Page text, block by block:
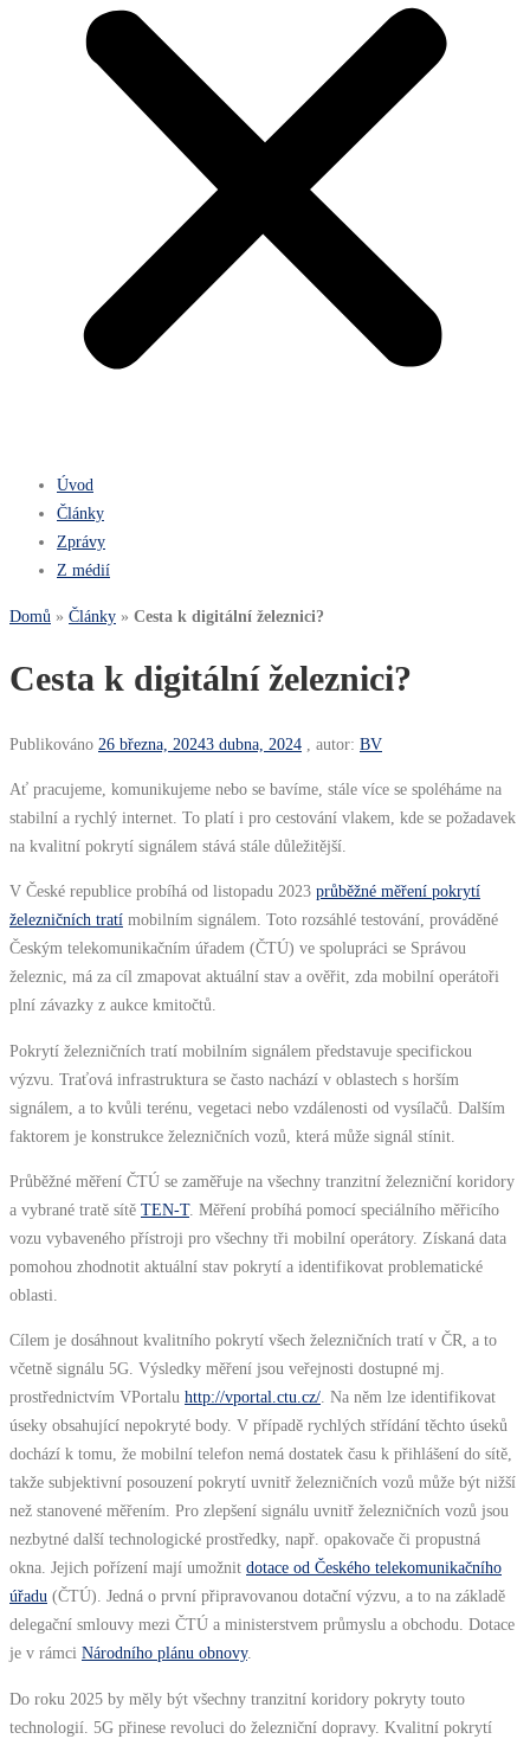
Úvod
Články
Zprávy
Z médií
Domů » Články » Cesta k digitální železnici?
Cesta k digitální železnici?
Publikováno 26 března, 20243 dubna, 2024 , autor: BV
Ať pracujeme, komunikujeme nebo se bavíme, stále více se spoléháme na
stabilní a rychlý internet. To platí i pro cestování vlakem, kde se požadavek
na kvalitní pokrytí signálem stává stále důležitější.
V České republice probíhá od listopadu 2023 průběžné měření pokrytí
železničních tratí mobilním signálem. Toto rozsáhlé testování, prováděné
Českým telekomunikačním úřadem (ČTÚ) ve spolupráci se Správou
železnic, má za cíl zmapovat aktuální stav a ověřit, zda mobilní operátoři
plní závazky z aukce kmitočtů.
Pokrytí železničních tratí mobilním signálem představuje specifickou
výzvu. Traťová infrastruktura se často nachází v oblastech s horším
signálem, a to kvůli terénu, vegetaci nebo vzdálenosti od vysílačů. Dalším
faktorem je konstrukce železničních vozů, která může signál stínit.
Průběžné měření ČTÚ se zaměřuje na všechny tranzitní železniční koridory
a vybrané tratě sítě TEN-T. Měření probíhá pomocí speciálního měřicího
vozu vybaveného přístroji pro všechny tři mobilní operátory. Získaná data
pomohou zhodnotit aktuální stav pokrytí a identifikovat problematické
oblasti.
Cílem je dosáhnout kvalitního pokrytí všech železničních tratí v ČR, a to
včetně signálu 5G. Výsledky měření jsou veřejnosti dostupné mj.
prostřednictvím VPortalu http://vportal.ctu.cz/. Na něm lze identifikovat
úseky obsahující nepokryté body. V případě rychlých střídání těchto úseků
dochází k tomu, že mobilní telefon nemá dostatek času k přihlášení do sítě,
takže subjektivní posouzení pokrytí uvnitř železničních vozů může být nižší
než stanovené měřením. Pro zlepšení signálu uvnitř železničních vozů jsou
nezbytné další technologické prostředky, např. opakovače či propustná
okna. Jejich pořízení mají umožnit dotace od Českého telekomunikačního
úřadu (ČTÚ). Jedná o první připravovanou dotační výzvu, a to na základě
delegační smlouvy mezi ČTÚ a ministerstvem průmyslu a obchodu. Dotace
je v rámci Národního plánu obnovy.
Do roku 2025 by měly být všechny tranzitní koridory pokryty touto
technologií. 5G přinese revoluci do železniční dopravy. Kvalitní pokrytí